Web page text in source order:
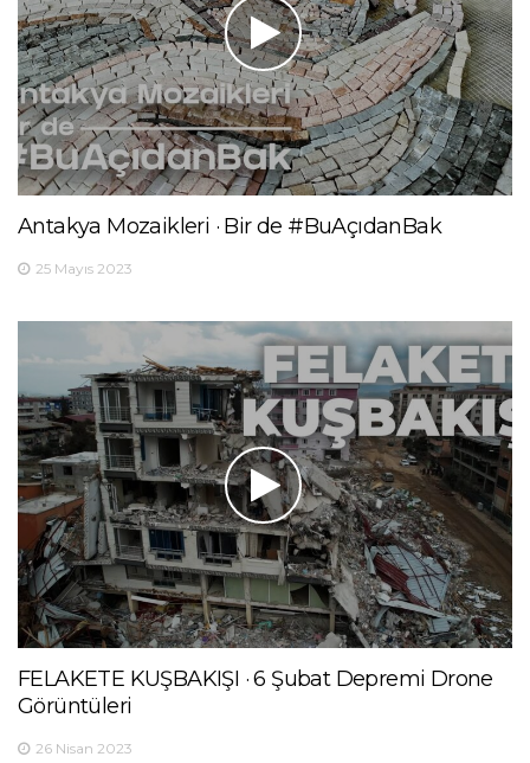
Antakya Mozaikleri · Bir de #BuAçıdanBak
25 Mayıs 2023
FELAKETE KUŞBAKIŞI · 6 Şubat Depremi Drone
Görüntüleri
26 Nisan 2023